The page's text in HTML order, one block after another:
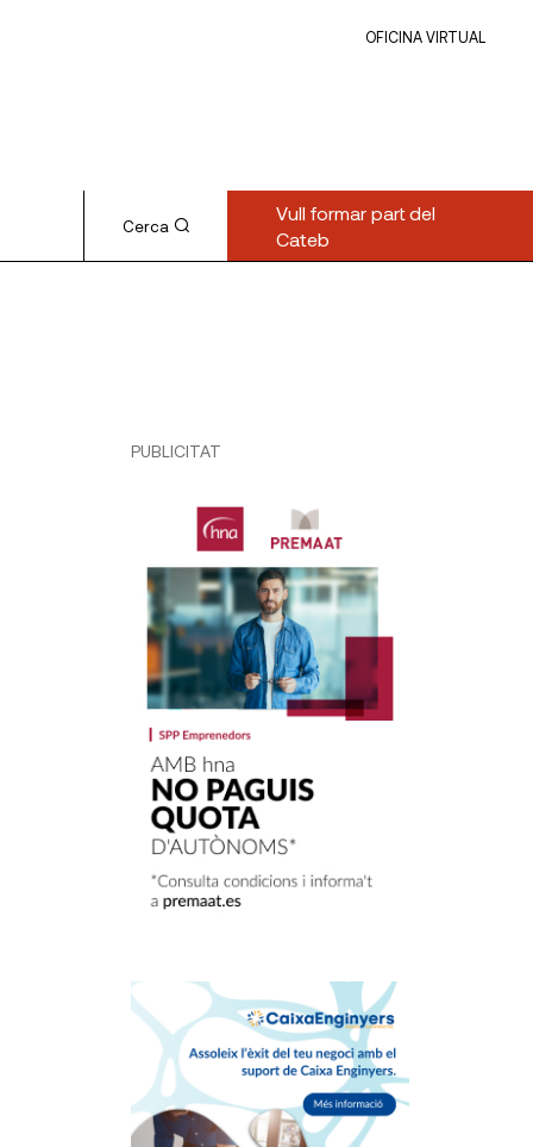
OFICINA VIRTUAL
Cerca
Vull formar part del
Cateb
PUBLICITAT